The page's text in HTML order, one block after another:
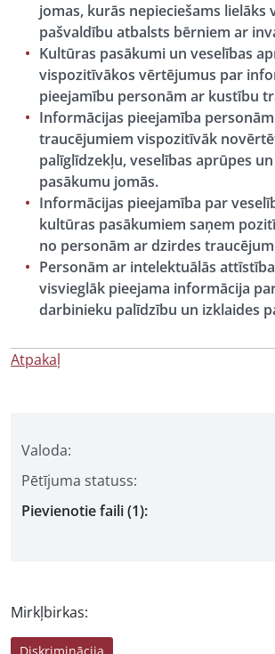
Valoda:
Pētījuma statuss:
Pievienotie faili (1):
Mirkļbirkas:
jomas, kurās nepieciešams lielāks
pašvaldību atbalsts bērniem ar
Kultūras pasākumi un veselības
vispozitīvākos vērtējumus par
pieejamību personām ar kustību
Informācijas pieejamība
traucējumiem vispozitīvāk
palīglīdzekļu, veselības aprūpes
pasākumu jomās.
Informācijas pieejamība par
kultūras pasākumiem saņem
no personām ar dzirdes
Personām ar intelektuālās
visvieglāk pieejama informācija
darbinieku palīdzību un izklaides
Atpakaļ